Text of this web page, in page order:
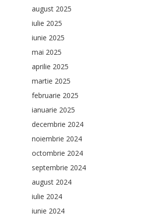
august 2025
iulie 2025
iunie 2025
mai 2025
aprilie 2025
martie 2025
februarie 2025
ianuarie 2025
decembrie 2024
noiembrie 2024
octombrie 2024
septembrie 2024
august 2024
iulie 2024
iunie 2024